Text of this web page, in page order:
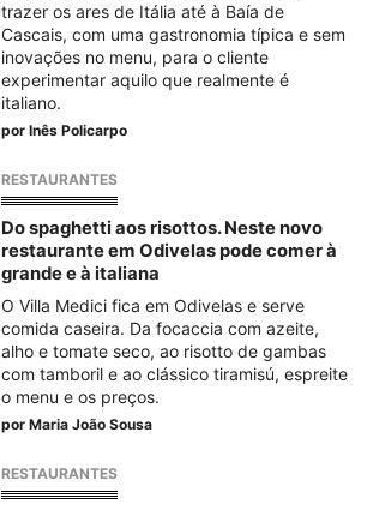
trazer os ares de Itália até à Baía de
Cascais, com uma gastronomia típica e sem
inovações no menu, para o cliente
experimentar aquilo que realmente é
italiano.
por Inês Policarpo
RESTAURANTES
Do spaghetti aos risottos. Neste novo
restaurante em Odivelas pode comer à
grande e à italiana
O Villa Medici fica em Odivelas e serve
comida caseira. Da focaccia com azeite,
alho e tomate seco, ao risotto de gambas
com tamboril e ao clássico tiramisú, espreite
o menu e os preços.
por Maria João Sousa
RESTAURANTES